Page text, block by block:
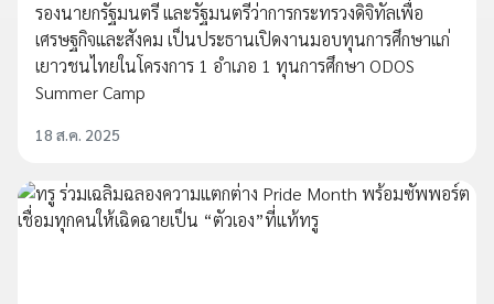
รองนายกรัฐมนตรี และรัฐมนตรีว่าการกระทรวงดิจิทัลเพื่อ
เศรษฐกิจและสังคม เป็นประธานเปิดงานมอบทุนการศึกษาแก่
เยาวชนไทยในโครงการ 1 อำเภอ 1 ทุนการศึกษา ODOS
Summer Camp
18 ส.ค. 2025